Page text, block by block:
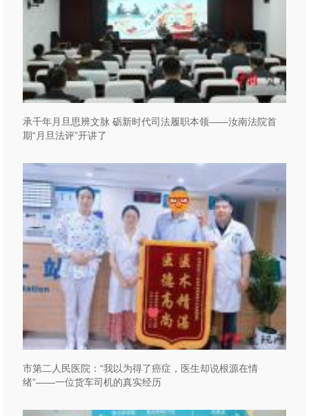
承千年月旦思辨文脉 砺新时代司法履职本领——汝南法院首
期“月旦法评”开讲了
市第二人民医院：“我以为得了癌症，医生却说根源在情
绪”——一位货车司机的真实经历